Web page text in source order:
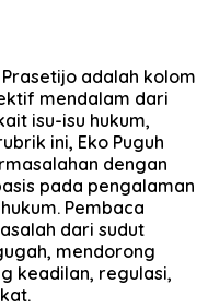
Prasetijo adalah kolom
mendalam dari
isu-isu hukum,
ini, Eko Puguh
dengan
pada pengalaman
Pembaca
dari sudut
mendorong
keadilan, regulasi,